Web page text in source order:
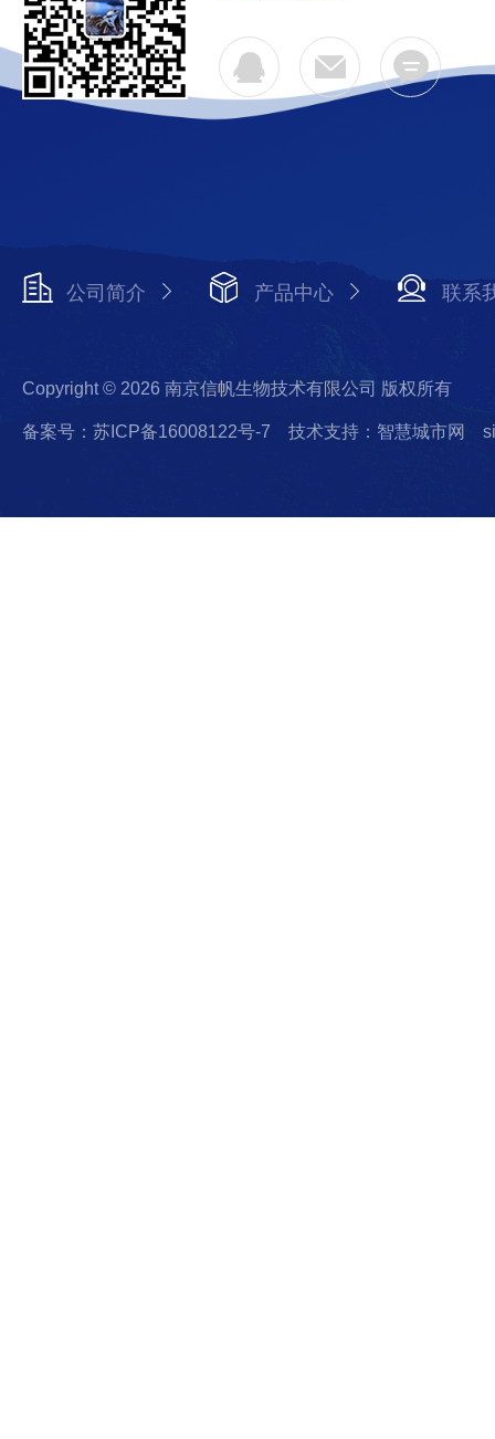
公司简介 产品中心 联系
Copyright © 2026 南京信帆生物技术有限公司 版权所有
备案号：苏ICP备16008122号-7 技术支持：智慧城市网